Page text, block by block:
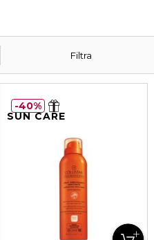
Filtra
SUN CARE
40%